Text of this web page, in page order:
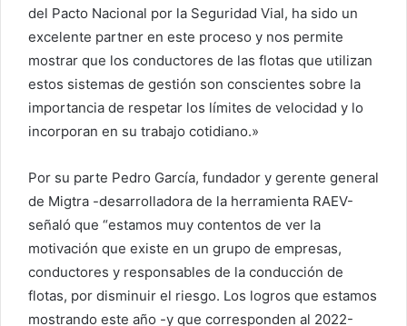
del Pacto Nacional por la Seguridad Vial, ha sido un
excelente partner en este proceso y nos permite
mostrar que los conductores de las flotas que utilizan
estos sistemas de gestión son conscientes sobre la
importancia de respetar los límites de velocidad y lo
incorporan en su trabajo cotidiano.»
Por su parte Pedro García, fundador y gerente general
de Migtra -desarrolladora de la herramienta RAEV-
señaló que “estamos muy contentos de ver la
motivación que existe en un grupo de empresas,
conductores y responsables de la conducción de
flotas, por disminuir el riesgo. Los logros que estamos
mostrando este año -y que corresponden al 2022-